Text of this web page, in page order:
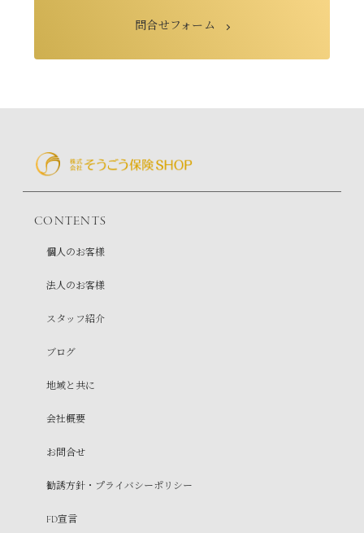
問合せフォーム
CONTENTS
個人のお客様
法人のお客様
スタッフ紹介
ブログ
地域と共に
会社概要
お問合せ
勧誘方針・プライバシーポリシー
FD宣言